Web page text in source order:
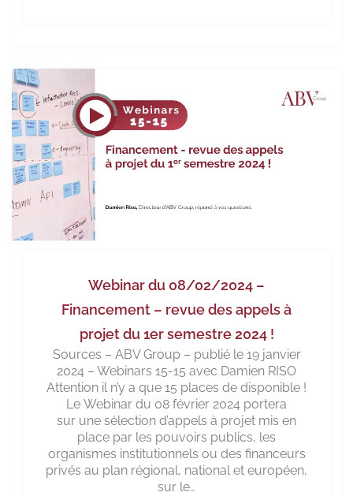
Webinar du 08/02/2024 –
Financement – revue des appels à
projet du 1er semestre 2024 !
Sources – ABV Group – publié le 19 janvier
2024 – Webinars 15-15 avec Damien RISO
Attention il n’y a que 15 places de disponible !
Le Webinar du 08 février 2024 portera
sur une sélection d’appels à projet mis en
place par les pouvoirs publics, les
organismes institutionnels ou des financeurs
privés au plan régional, national et européen,
sur le…